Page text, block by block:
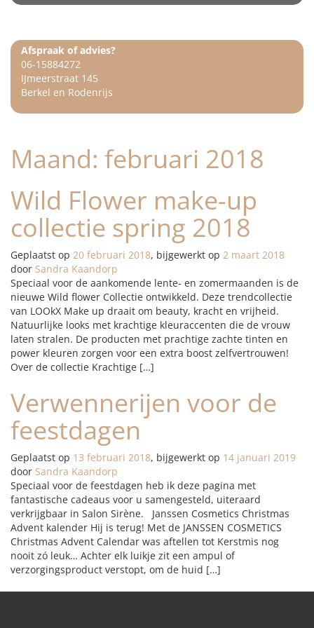
Afspraak of advies?
06-15884272
IJmeerstraat 145
Berkel en Rodenrijs
Maand: februari 2018
Wild Flower make-up
collectie spring 2018
Geplaatst op 20 februari 2018, bijgewerkt op 2 maart 2018
door Sandra Kaandorp
Speciaal voor de aankomende lente- en zomermaanden is de
nieuwe Wild flower Collectie ontwikkeld. Deze trendcollectie
van LOOkX Make up draait om beauty, kracht en vrijheid.
Natuurlijke looks met krachtige kleuraccenten die de vrouw
laten stralen. De producten met prachtige zachte tinten en
power kleuren zorgen voor een extra boost zelfvertrouwen!
Over de collectie Krachtige […]
Verwennerijen voor de
feestdagen
Geplaatst op 13 februari 2018, bijgewerkt op 14 januari 2019
door Sandra Kaandorp
Speciaal voor de feestdagen heb ik deze pagina met
fantastische cadeaus voor u samengesteld, uiteraard
verkrijgbaar in Salon Sirène. Janssen Cosmetics Christmas
Advent kalender Hij is terug! Met de JANSSEN COSMETICS
Christmas Advent Calendar was aftellen tot Kerstmis nog
nooit zó leuk… Achter elk luikje zit een ampul of
verzorgingsproduct verstopt, om de huid […]